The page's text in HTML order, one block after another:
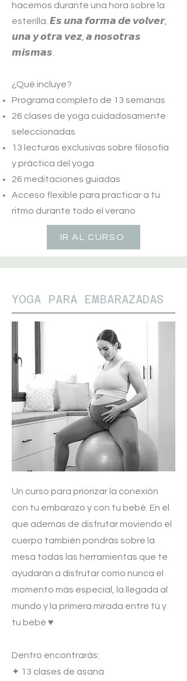
hacemos durante una hora sobre la
esterilla. 𝙀𝙨 𝙪𝙣𝙖 𝙛𝙤𝙧𝙢𝙖 𝙙𝙚 𝙫𝙤𝙡𝙫𝙚𝙧,
𝙪𝙣𝙖 𝙮 𝙤𝙩𝙧𝙖 𝙫𝙚𝙯, 𝙖 𝙣𝙤𝙨𝙤𝙩𝙧𝙖𝙨
𝙢𝙞𝙨𝙢𝙖𝙨.
¿Qué incluye?
Programa completo de 13 semanas
26 clases de yoga cuidadosamente
seleccionadas
13 lecturas exclusivas sobre filosofía
y práctica del yoga
26 meditaciones guiadas
Acceso flexible para practicar a tu
ritmo durante todo el verano
IR AL CURSO
YOGA PARA EMBARAZADAS
Un curso para priorizar la conexión
con tu embarazo y con tu bebé. En el
que además de disfrutar moviendo el
cuerpo también pondrás sobre la
mesa todas las herramientas que te
ayudarán a disfrutar como nunca el
momento más especial, la llegada al
mundo y la primera mirada entre tú y
tu bebé ♥︎
Dentro encontrarás:
✦ 13 clases de asana